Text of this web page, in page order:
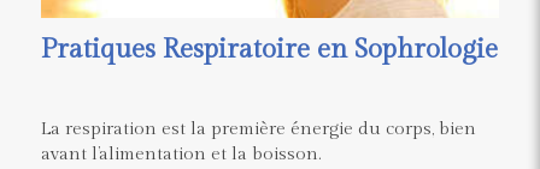
Pratiques Respiratoire en Sophrologie
La respiration est la première énergie du corps, bien
avant l’alimentation et la boisson.